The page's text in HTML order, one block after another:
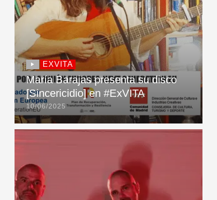
EXVITA
María Barajas presenta su disco
[Sincericidio] en #ExVITA
10/06/2025